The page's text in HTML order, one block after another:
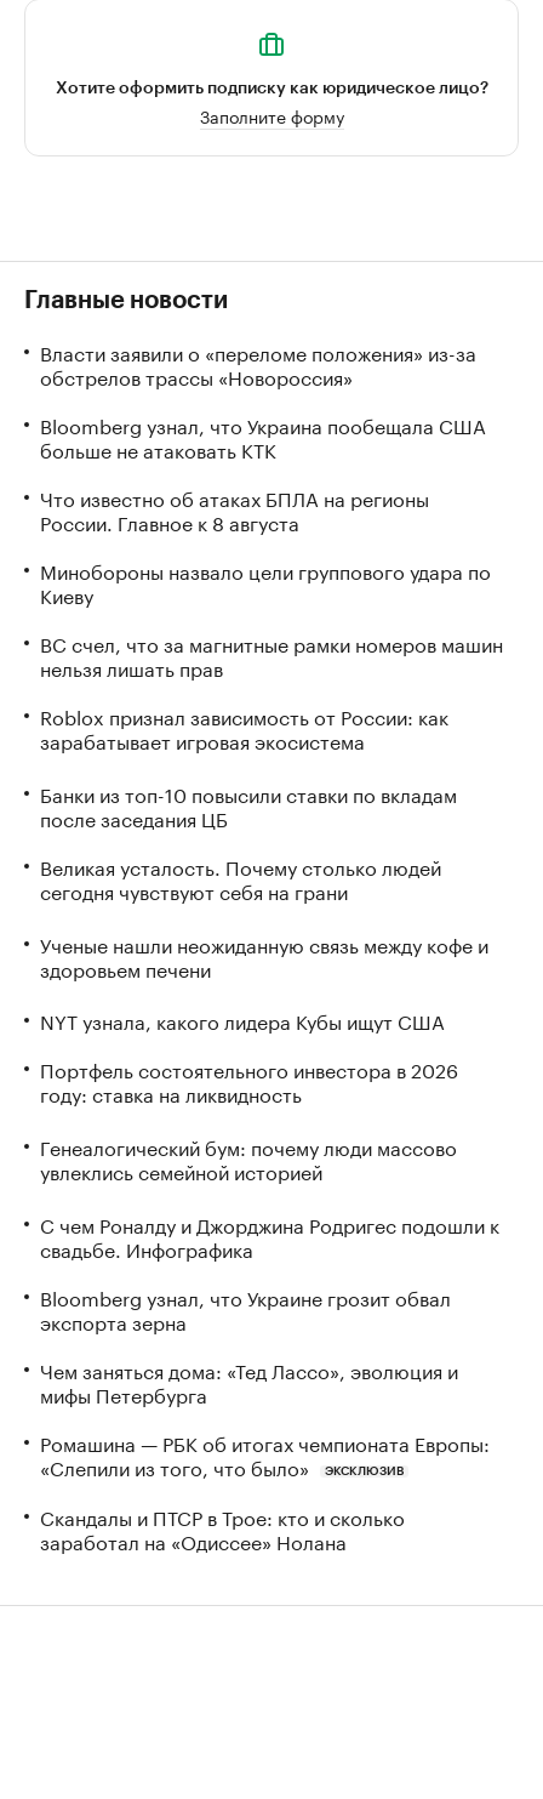
Хотите оформить подписку как юридическое лицо?
Заполните форму
Главные новости
Власти заявили о «переломе положения» из-за
обстрелов трассы «Новороссия»
Bloomberg узнал, что Украина пообещала США
больше не атаковать КТК
Что известно об атаках БПЛА на регионы
России. Главное к 8 августа
Минобороны назвало цели группового удара по
Киеву
ВС счел, что за магнитные рамки номеров машин
нельзя лишать прав
Roblox признал зависимость от России: как
зарабатывает игровая экосистема
Банки из топ-10 повысили ставки по вкладам
после заседания ЦБ
Великая усталость. Почему столько людей
сегодня чувствуют себя на грани
Ученые нашли неожиданную связь между кофе и
здоровьем печени
NYT узнала, какого лидера Кубы ищут США
Портфель состоятельного инвестора в 2026
году: ставка на ликвидность
Генеалогический бум: почему люди массово
увлеклись семейной историей
С чем Роналду и Джорджина Родригес подошли к
свадьбе. Инфографика
Bloomberg узнал, что Украине грозит обвал
экспорта зерна
Чем заняться дома: «Тед Лассо», эволюция и
мифы Петербурга
Ромашина — РБК об итогах чемпионата Европы:
«Слепили из того, что было»
ЭКСКЛЮЗИВ
Скандалы и ПТСР в Трое: кто и сколько
заработал на «Одиссее» Нолана